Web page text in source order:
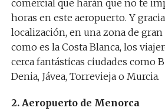
comercial que harán que no te
horas en este aeropuerto. Y
localización, en una zona de
como es la Costa Blanca, los
cerca fantásticas ciudades como
Denia, Jávea, Torrevieja o Murcia.
2. Aeropuerto de Menorca